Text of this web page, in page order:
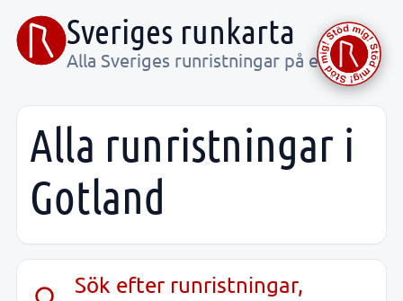
Sveriges runkarta
Alla Sveriges runristningar på ett ställe
Alla runristningar i
Gotland
Sök efter runristningar,